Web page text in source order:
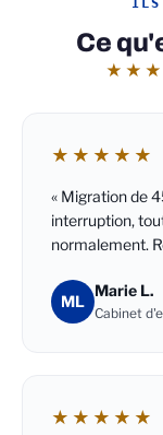
ILS
Ce
★★★★★
« Migration de
interruption,
normalement.
ML
Marie L.
Cabinet
★★★★★